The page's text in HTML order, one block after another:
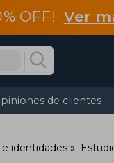
OFF! Ver
de clientes
e identidades